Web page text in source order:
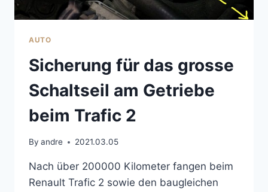
AUTO
Sicherung für das grosse
Schaltseil am Getriebe
beim Trafic 2
By andre 2021.03.05
Nach über 200000 Kilometer fangen beim
Renault Trafic 2 sowie den baugleichen